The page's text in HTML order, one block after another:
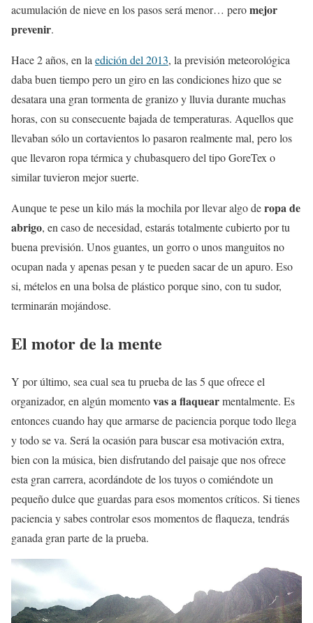
acumulación de nieve en los pasos será menor… peromejor
prevenir.
Hace 2 años, en la edición del 2013, la previsión meteorológica
daba buen tiempo pero un giro en las condiciones hizo que se
desatara una gran tormenta de granizo y lluvia durante muchas
horas, con su consecuente bajada de temperaturas. Aquellos que
llevaban sólo un cortavientos lo pasaron realmente mal, pero los
que llevaron ropa térmica y chubasquero del tipo GoreTex o
similar tuvieron mejor suerte.
Aunque te pese un kilo más la mochila por llevar algo deropa de
abrigo, en caso de necesidad, estarás totalmente cubierto por tu
buena previsión. Unos guantes, un gorro o unos manguitos no
ocupan nada y apenas pesan y te pueden sacar de un apuro. Eso
si, mételos en una bolsa de plástico porque sino, con tu sudor,
terminarán mojándose.
El motor de la mente
Y por último, sea cual sea tu prueba de las 5 que ofrece el
organizador, en algún momentovas a flaquearmentalmente. Es
entonces cuando hay que armarse de paciencia porque todo llega
y todo se va. Será la ocasión para buscar esa motivación extra,
bien con la música, bien disfrutando del paisaje que nos ofrece
esta gran carrera, acordándote de los tuyos o comiéndote un
pequeño dulce que guardas para esos momentos críticos. Si tienes
paciencia y sabes controlar esos momentos de flaqueza, tendrás
ganada gran parte de la prueba.